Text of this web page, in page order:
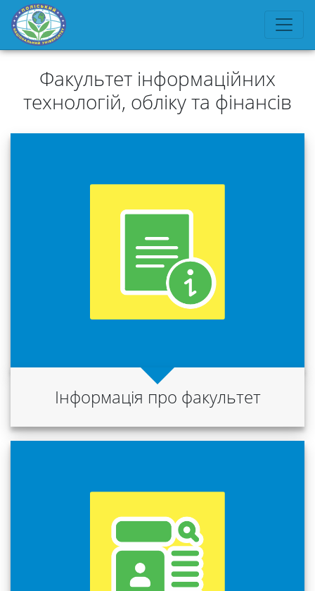
Вибори
ректора
Освітня
діяльність
Абітурієнтам
Факультет інформаційних
технологій, обліку та фінансів
Інформація про факультет